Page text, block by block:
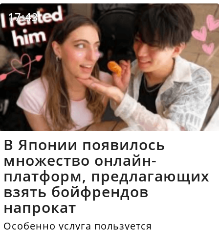
17:43
В Японии появилось
множество онлайн-
платформ, предлагающих
взять бойфрендов
напрокат
Особенно услуга пользуется